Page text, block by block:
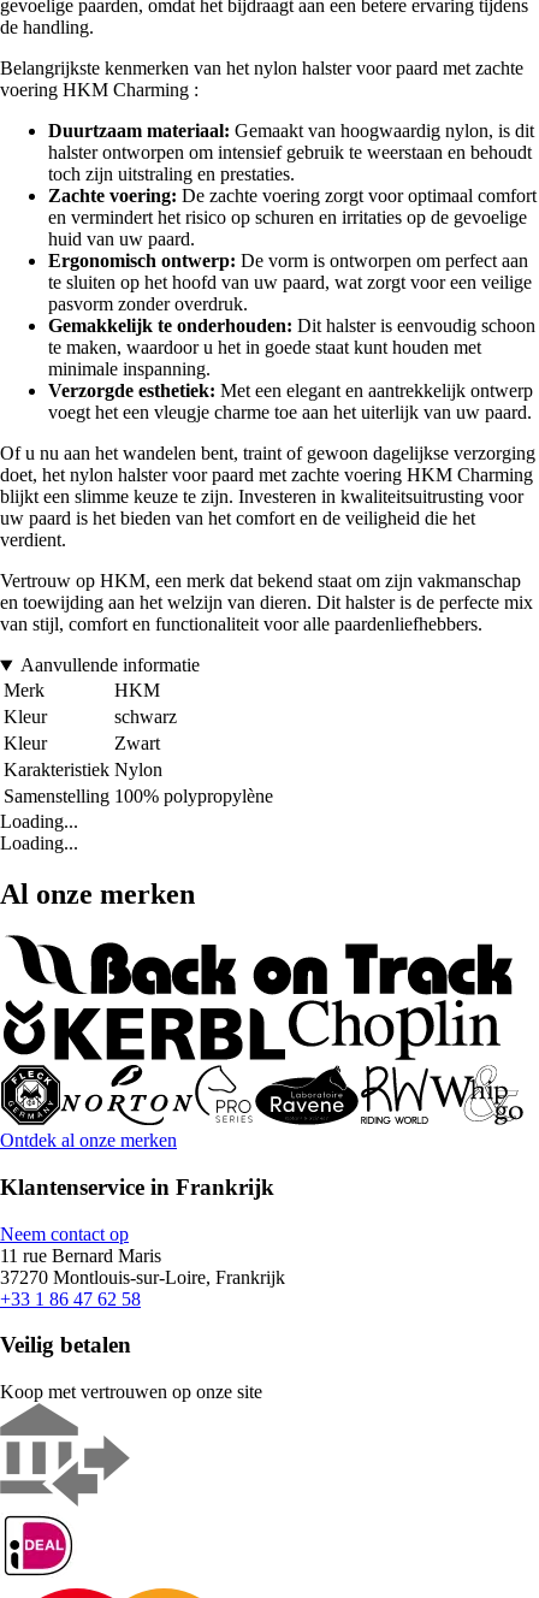
gevoelige paarden, omdat het bijdraagt aan een betere ervaring tijdens
de handling.
Belangrijkste kenmerken van het nylon halster voor paard met zachte
voering HKM Charming :
Duurtzaam materiaal: Gemaakt van hoogwaardig nylon, is dit
halster ontworpen om intensief gebruik te weerstaan en behoudt
toch zijn uitstraling en prestaties.
Zachte voering: De zachte voering zorgt voor optimaal comfort
en vermindert het risico op schuren en irritaties op de gevoelige
huid van uw paard.
Ergonomisch ontwerp: De vorm is ontworpen om perfect aan
te sluiten op het hoofd van uw paard, wat zorgt voor een veilige
pasvorm zonder overdruk.
Gemakkelijk te onderhouden: Dit halster is eenvoudig schoon
te maken, waardoor u het in goede staat kunt houden met
minimale inspanning.
Verzorgde esthetiek: Met een elegant en aantrekkelijk ontwerp
voegt het een vleugje charme toe aan het uiterlijk van uw paard.
Of u nu aan het wandelen bent, traint of gewoon dagelijkse verzorging
doet, het nylon halster voor paard met zachte voering HKM Charming
blijkt een slimme keuze te zijn. Investeren in kwaliteitsuitrusting voor
uw paard is het bieden van het comfort en de veiligheid die het
verdient.
Vertrouw op HKM, een merk dat bekend staat om zijn vakmanschap
en toewijding aan het welzijn van dieren. Dit halster is de perfecte mix
van stijl, comfort en functionaliteit voor alle paardenliefhebbers.
Aanvullende informatie
Merk
HKM
Kleur
schwarz
Kleur
Zwart
Karakteristiek Nylon
Samenstelling 100% polypropylène
Loading...
Loading...
Al onze merken
Ontdek al onze merken
Klantenservice in Frankrijk
Neem contact op
11 rue Bernard Maris
37270 Montlouis-sur-Loire, Frankrijk
+33 1 86 47 62 58
Veilig betalen
Koop met vertrouwen op onze site